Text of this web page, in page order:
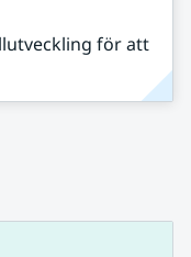
för att